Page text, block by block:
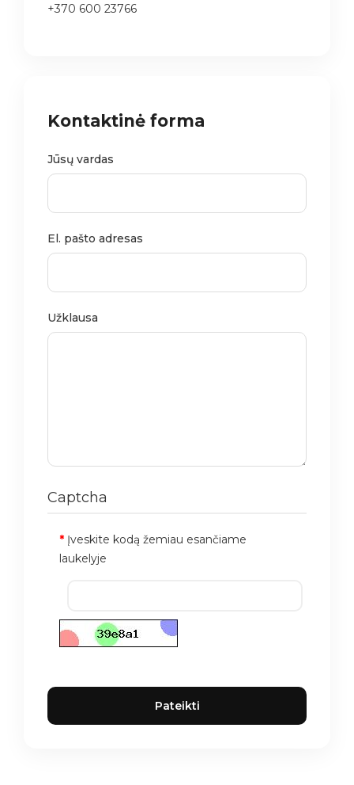
+370 600 23766
Kontaktinė forma
Jūsų vardas
El. pašto adresas
Užklausa
Captcha
Įveskite kodą žemiau esančiame
laukelyje